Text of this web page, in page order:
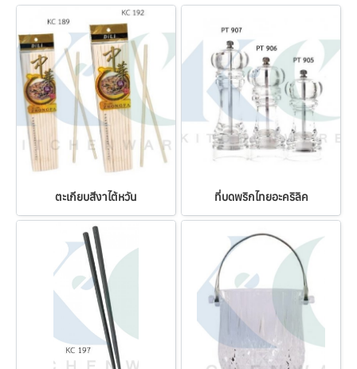
ตะเกียบสีงาไต้หวัน ที่บดพริกไทยอะคริลิค